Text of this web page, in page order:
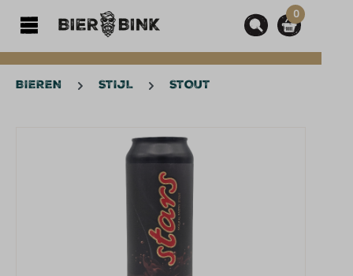
0
BIEREN STIJL STOUT
Afbeeldingengalerij overslaan